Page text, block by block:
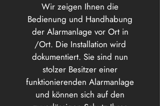
Wir zeigen Ihnen die
Bedienung und Handhabung
der Alarmanlage vor Ort in
/Ort. Die Installation wird
dokumentiert. Sie sind nun
stolzer Besitzer einer
funktionierenden Alarmanlage
und können sich auf den